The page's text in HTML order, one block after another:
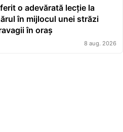
o adevărată lecție la
în mijlocul unei străzi
în oraș
8 aug. 2026